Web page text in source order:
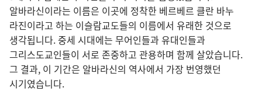
알바라신이라는 이름은 이곳에 정착한 베르베르 클란 바누
라진이라고 하는 이슬람교도들의 이름에서 유래한 것으로
생각됩니다. 중세 시대에는 무어인들과 유대인들과
그리스도교인들이 서로 존중하고 관용하며 함께 살았습니다.
그 결과, 이 기간은 알바라신의 역사에서 가장 번영했던
시기였습니다.